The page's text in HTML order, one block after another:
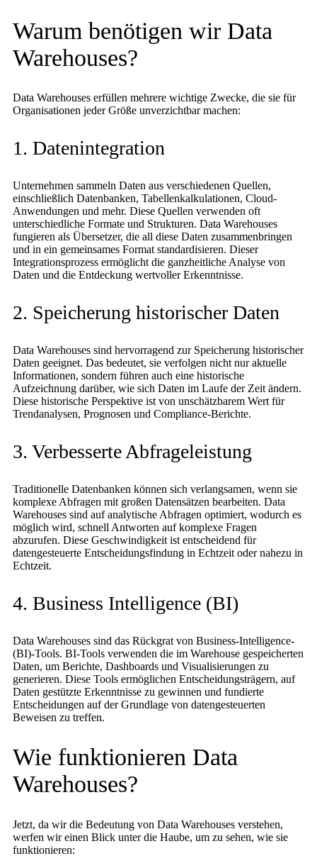
Warum benötigen wir Data
Warehouses?
Data Warehouses erfüllen mehrere wichtige Zwecke, die sie für
Organisationen jeder Größe unverzichtbar machen:
1. Datenintegration
Unternehmen sammeln Daten aus verschiedenen Quellen,
einschließlich Datenbanken, Tabellenkalkulationen, Cloud-
Anwendungen und mehr. Diese Quellen verwenden oft
unterschiedliche Formate und Strukturen. Data Warehouses
fungieren als Übersetzer, die all diese Daten zusammenbringen
und in ein gemeinsames Format standardisieren. Dieser
Integrationsprozess ermöglicht die ganzheitliche Analyse von
Daten und die Entdeckung wertvoller Erkenntnisse.
2. Speicherung historischer Daten
Data Warehouses sind hervorragend zur Speicherung historischer
Daten geeignet. Das bedeutet, sie verfolgen nicht nur aktuelle
Informationen, sondern führen auch eine historische
Aufzeichnung darüber, wie sich Daten im Laufe der Zeit ändern.
Diese historische Perspektive ist von unschätzbarem Wert für
Trendanalysen, Prognosen und Compliance-Berichte.
3. Verbesserte Abfrageleistung
Traditionelle Datenbanken können sich verlangsamen, wenn sie
komplexe Abfragen mit großen Datensätzen bearbeiten. Data
Warehouses sind auf analytische Abfragen optimiert, wodurch es
möglich wird, schnell Antworten auf komplexe Fragen
abzurufen. Diese Geschwindigkeit ist entscheidend für
datengesteuerte Entscheidungsfindung in Echtzeit oder nahezu in
Echtzeit.
4. Business Intelligence (BI)
Data Warehouses sind das Rückgrat von Business-Intelligence-
(BI)-Tools. BI-Tools verwenden die im Warehouse gespeicherten
Daten, um Berichte, Dashboards und Visualisierungen zu
generieren. Diese Tools ermöglichen Entscheidungsträgern, auf
Daten gestützte Erkenntnisse zu gewinnen und fundierte
Entscheidungen auf der Grundlage von datengesteuerten
Beweisen zu treffen.
Wie funktionieren Data
Warehouses?
Jetzt, da wir die Bedeutung von Data Warehouses verstehen,
werfen wir einen Blick unter die Haube, um zu sehen, wie sie
funktionieren: